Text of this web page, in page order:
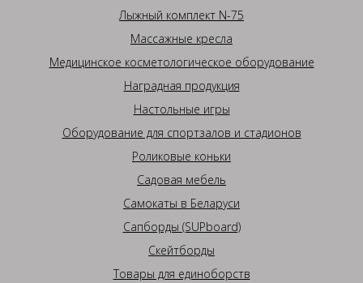
Лыжный комплект N-75
Массажные кресла
Медицинское косметологическое оборудование
Наградная продукция
Настольные игры
Оборудование для спортзалов и стадионов
Роликовые коньки
Садовая мебель
Самокаты в Беларуси
Сапборды (SUPboard)
Скейтборды
Товары для единоборств